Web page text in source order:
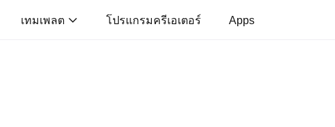
เทมเพลต โปรแกรมครีเอเตอร์ Apps